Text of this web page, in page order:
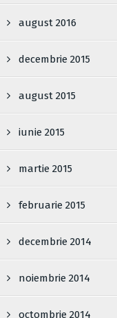
august 2016
decembrie 2015
august 2015
iunie 2015
martie 2015
februarie 2015
decembrie 2014
noiembrie 2014
octombrie 2014